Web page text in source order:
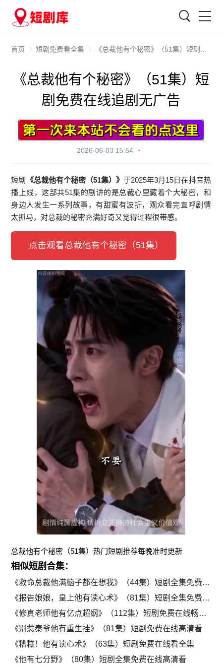
首页 短剧免费看全集 《总裁他有个秘密》（51集）短剧免费在线追剧无广告
《总裁他有个秘密》（51集）短
剧免费在线追剧无广告
2026-06-03 15:54
短剧 《总裁他有个秘密（51集）》于2025年3月15日在抖音热
播上线，这部共51集的剧讲的是总裁心里藏着个大秘密，和
身边人发生一系列故事，有甜蜜有波折，观众看完直呼剧情
太抓马，对总裁的秘密充满好奇又觉得过程很带感。
点击观看总裁他有个秘密（51集）
总裁他有个秘密（51集）热门短剧推荐每晚准时更新
相似短剧合集：
《救命总裁他满脑子都在想我》（44集）短剧全集免费高清看
《报告娘娘，皇上他有读心术》（81集）短剧全集免费解锁追剧无广告
《修真老师他有亿点超纲》（112集）短剧免费在线畅享全集
《别惹秦爷他有重生挂》（81集）短剧免费在线高清看
《糟糕！他有读心术》（63集）短剧免费在线看全集
《他有七分野》（80集）短剧全集免费在线高清看